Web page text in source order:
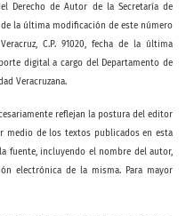
Derecho de Autor de la Secretaría de
de la última modificación de este número
C.P. 91020, fecha de la última
digital a cargo del Departamento de
Veracruzana.
reflejan la postura del editor
medio de los textos publicados en esta
fuente, incluyendo el nombre del autor,
electrónica de la misma. Para mayor